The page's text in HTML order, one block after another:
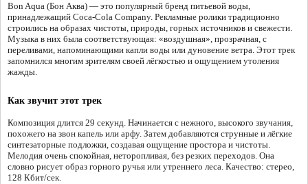
Bon Aqua (Бон Аква) — это популярный бренд питьевой воды,
принадлежащий Coca-Cola Company. Рекламные ролики традиционно
строились на образах чистоты, природы, горных источников и свежести.
Музыка в них была соответствующая: «воздушная», прозрачная, с
переливами, напоминающими капли воды или дуновение ветра. Этот трек
запомнился многим зрителям своей лёгкостью и ощущением утоления
жажды.
Как звучит этот трек
Композиция длится 29 секунд. Начинается с нежного, высокого звучания,
похожего на звон капель или арфу. Затем добавляются струнные и лёгкие
синтезаторные подложки, создавая ощущение простора и чистоты.
Мелодия очень спокойная, неторопливая, без резких переходов. Она
словно рисует образ горного ручья или утреннего леса. Качество: стерео,
128 Кбит/сек.